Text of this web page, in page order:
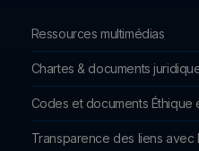
Ressources multimédias
Chartes & documents
Codes et documents Éthique
Transparence des liens avec